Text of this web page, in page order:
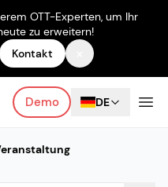
OTT-Experten, um Ihr
zu erweitern!
Kontakt
Demo DE